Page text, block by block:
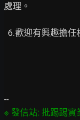
處理。
※ 發信站: 批踢踢